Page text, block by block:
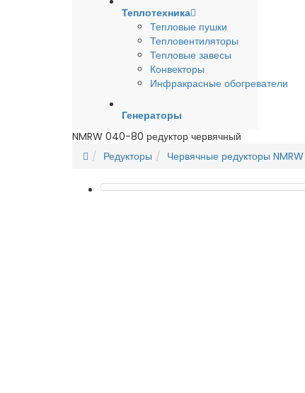
Теплотехника
Тепловые пушки
Тепловентиляторы
Тепловые завесы
Конвекторы
Инфракрасные обогреватели
Генераторы
NMRW 040-80 редуктор червячный
Редукторы
Червячные редукторы